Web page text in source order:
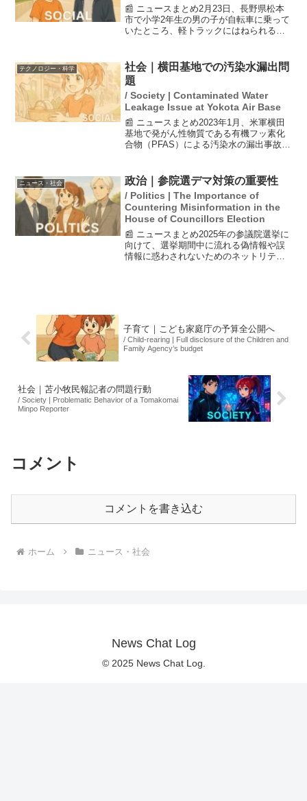
📰 ニュースまとめ2月23日、長野県松本
市で小学2年生の男の子が自転車に乗って
いたところ、軽トラックにはねられる事
ました。この事故を受けて、交通安全の
重要性やドライバー...
テクノロジー・科学
社会｜横田基地での汚染水漏出問
題
/ Society | Contaminated Water
Leakage Issue at Yokota Air Base
📰 ニュースまとめ2023年1月、米軍横田
基地で発がん性物質である有機フッ素化
合物（PFAS）による汚染水の漏出事故が
軍が廃棄物としての汚染水を適切に管理
していなかった...
ニュース・社会 政治｜参院選デマ対策の重要性
/ Politics | The Importance of
Countering Misinformation in the
House of Councillors Election
📰 ニュースまとめ2025年の参議院選挙に
向けて、選挙期間中に流れる偽情報や誤
情報に惑わされないためのネットリテラ
子育て｜こども家庭庁の予算全公開へ
/ Child-rearing | Full disclosure of the Children and
Family Agency’s budget
社会｜苫小牧民報記者の問題行動
/ Society | Problematic Behavior of a Tomakomai
Minpo Reporter
コメント
コメントを書き込む
ホーム ニュース・社会
News Chat Log
© 2025 News Chat Log.